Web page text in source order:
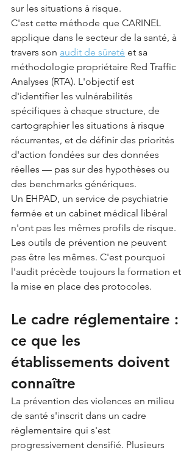
sur les situations à risque.
C'est cette méthode que CARINEL
applique dans le secteur de la santé, à
travers son audit de sûreté et sa
méthodologie propriétaire Red Traffic
Analyses (RTA). L'objectif est
d'identifier les vulnérabilités
spécifiques à chaque structure, de
cartographier les situations à risque
récurrentes, et de définir des priorités
d'action fondées sur des données
réelles — pas sur des hypothèses ou
des benchmarks génériques.
Un EHPAD, un service de psychiatrie
fermée et un cabinet médical libéral
n'ont pas les mêmes profils de risque.
Les outils de prévention ne peuvent
pas être les mêmes. C'est pourquoi
l'audit précède toujours la formation et
la mise en place des protocoles.
Le cadre réglementaire :
ce que les
établissements doivent
connaître
La prévention des violences en milieu
de santé s'inscrit dans un cadre
réglementaire qui s'est
progressivement densifié. Plusieurs